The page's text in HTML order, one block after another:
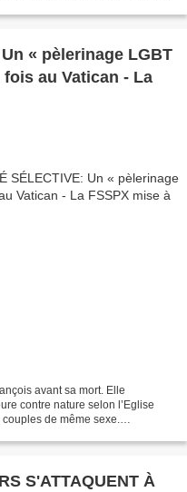
« pèlerinage LGBT
au Vatican - La
avant sa mort. Elle
contre nature selon l’Eglise
de même sexe.
S'ATTAQUENT À